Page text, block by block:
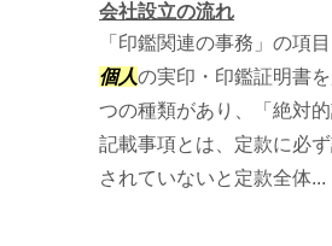
会社設立の流れ
「印鑑関連の事務」の項
個人の実印・印鑑証明書
つの種類があり、「絶対
記載事項とは、定款に必
されていないと定款全体...